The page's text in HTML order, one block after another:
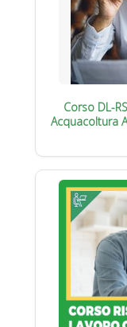
Corso DL-
Acquacoltura